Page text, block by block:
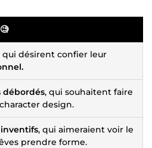
qui désirent confier leur
débordés, qui souhaitent faire
design.
, qui aimeraient voir le
prendre forme.